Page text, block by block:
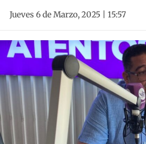
Jueves 6 de Marzo, 2025 | 15:57